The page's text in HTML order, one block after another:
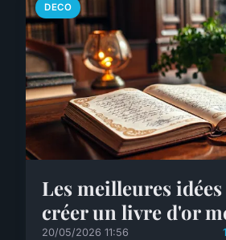
DECO
Les meilleures
créer un livre d'or
20/05/2026 11:56